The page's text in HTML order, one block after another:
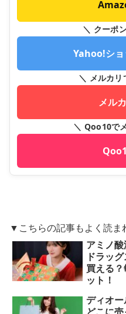
＼ クーポ
Yahoo!ショ
＼ メルカリ
メル
＼ Qoo10で
▼こちらの記事もよく読ま
アミノ酸
ドラッ
買える
ット！
ディオ